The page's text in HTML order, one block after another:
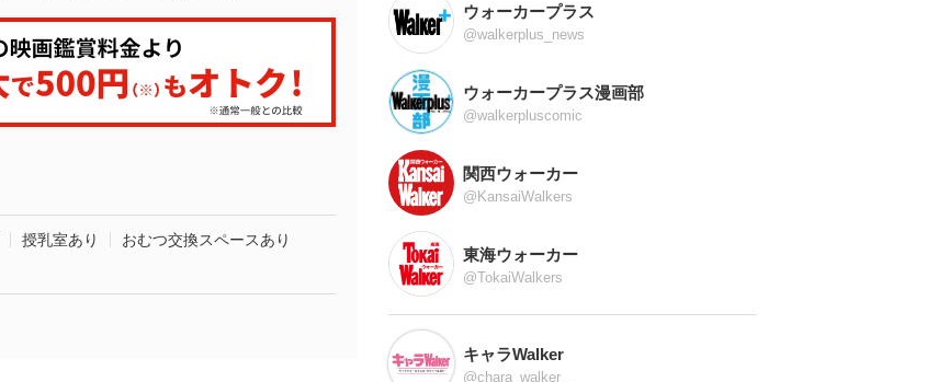
授乳室あり
おむつ交換スペースあり
ウォーカープラス
@walkerplus_news
ウォーカープラス漫画部
@walkerpluscomic
関西ウォーカー
@KansaiWalkers
東海ウォーカー
@TokaiWalkers
キャラWalker
@chara_walker_